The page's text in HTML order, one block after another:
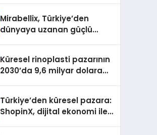
Mirabellix, Türkiye’den
dünyaya uzanan güçlü
Küresel rinoplasti pazarının
2030’da 9,6 milyar dolara
Türkiye’den küresel pazara:
ShopinX, dijital ekonomi ile